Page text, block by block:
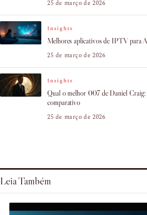
25 de março de 2026
Insights
Melhores aplicativos de IPTV para
25 de março de 2026
Insights
Qual o melhor 007 de Daniel Craig:
comparativo
25 de março de 2026
Leia Também